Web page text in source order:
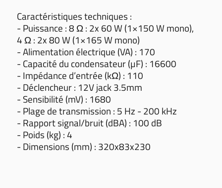
Caractéristiques techniques :
- Puissance : 8 Ω : 2x 60 W (1×150 W mono),
4 Ω : 2x 80 W (1×165 W mono)
- Alimentation électrique (VA) : 170
- Capacité du condensateur (µF) : 16600
- Impédance d’entrée (kΩ) : 110
- Déclencheur : 12V jack 3.5mm
- Sensibilité (mV) : 1680
- Plage de transmission : 5 Hz - 200 kHz
- Rapport signal/bruit (dBA) : 100 dB
- Poids (kg) : 4
- Dimensions (mm) : 320x83x230